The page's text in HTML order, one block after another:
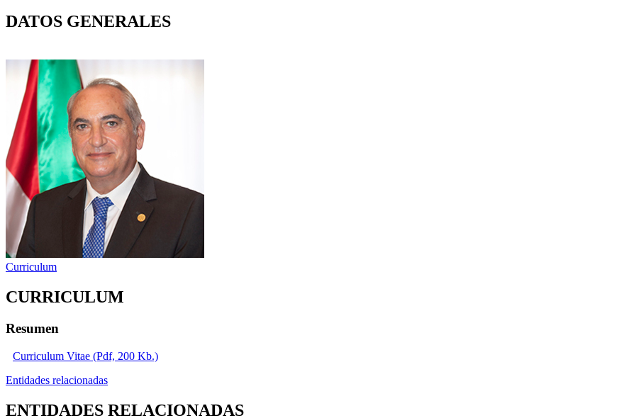
DATOS GENERALES
Curriculum
CURRICULUM
Resumen
Curriculum Vitae (Pdf, 200 Kb.)
Entidades relacionadas
ENTIDADES RELACIONADAS